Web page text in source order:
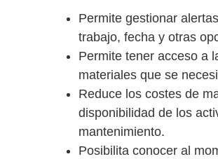
Permite gestionar
trabajo, fecha y otras
Permite tener acceso a
materiales que se
Reduce los costes de
disponibilidad de los
mantenimiento.
Posibilita conocer al